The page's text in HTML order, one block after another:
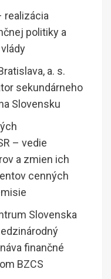
realizácia
politiky a
a. s.
sekundárneho
Slovensku
– vedie
a zmien ich
cenných
Slovenska
finančné
BZCS